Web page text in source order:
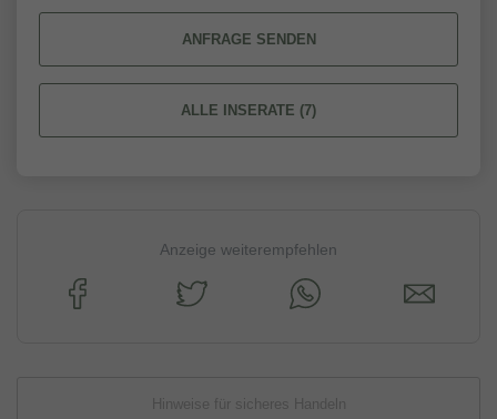
ANFRAGE SENDEN
ALLE INSERATE (7)
Anzeige weiterempfehlen
Hinweise für sicheres Handeln